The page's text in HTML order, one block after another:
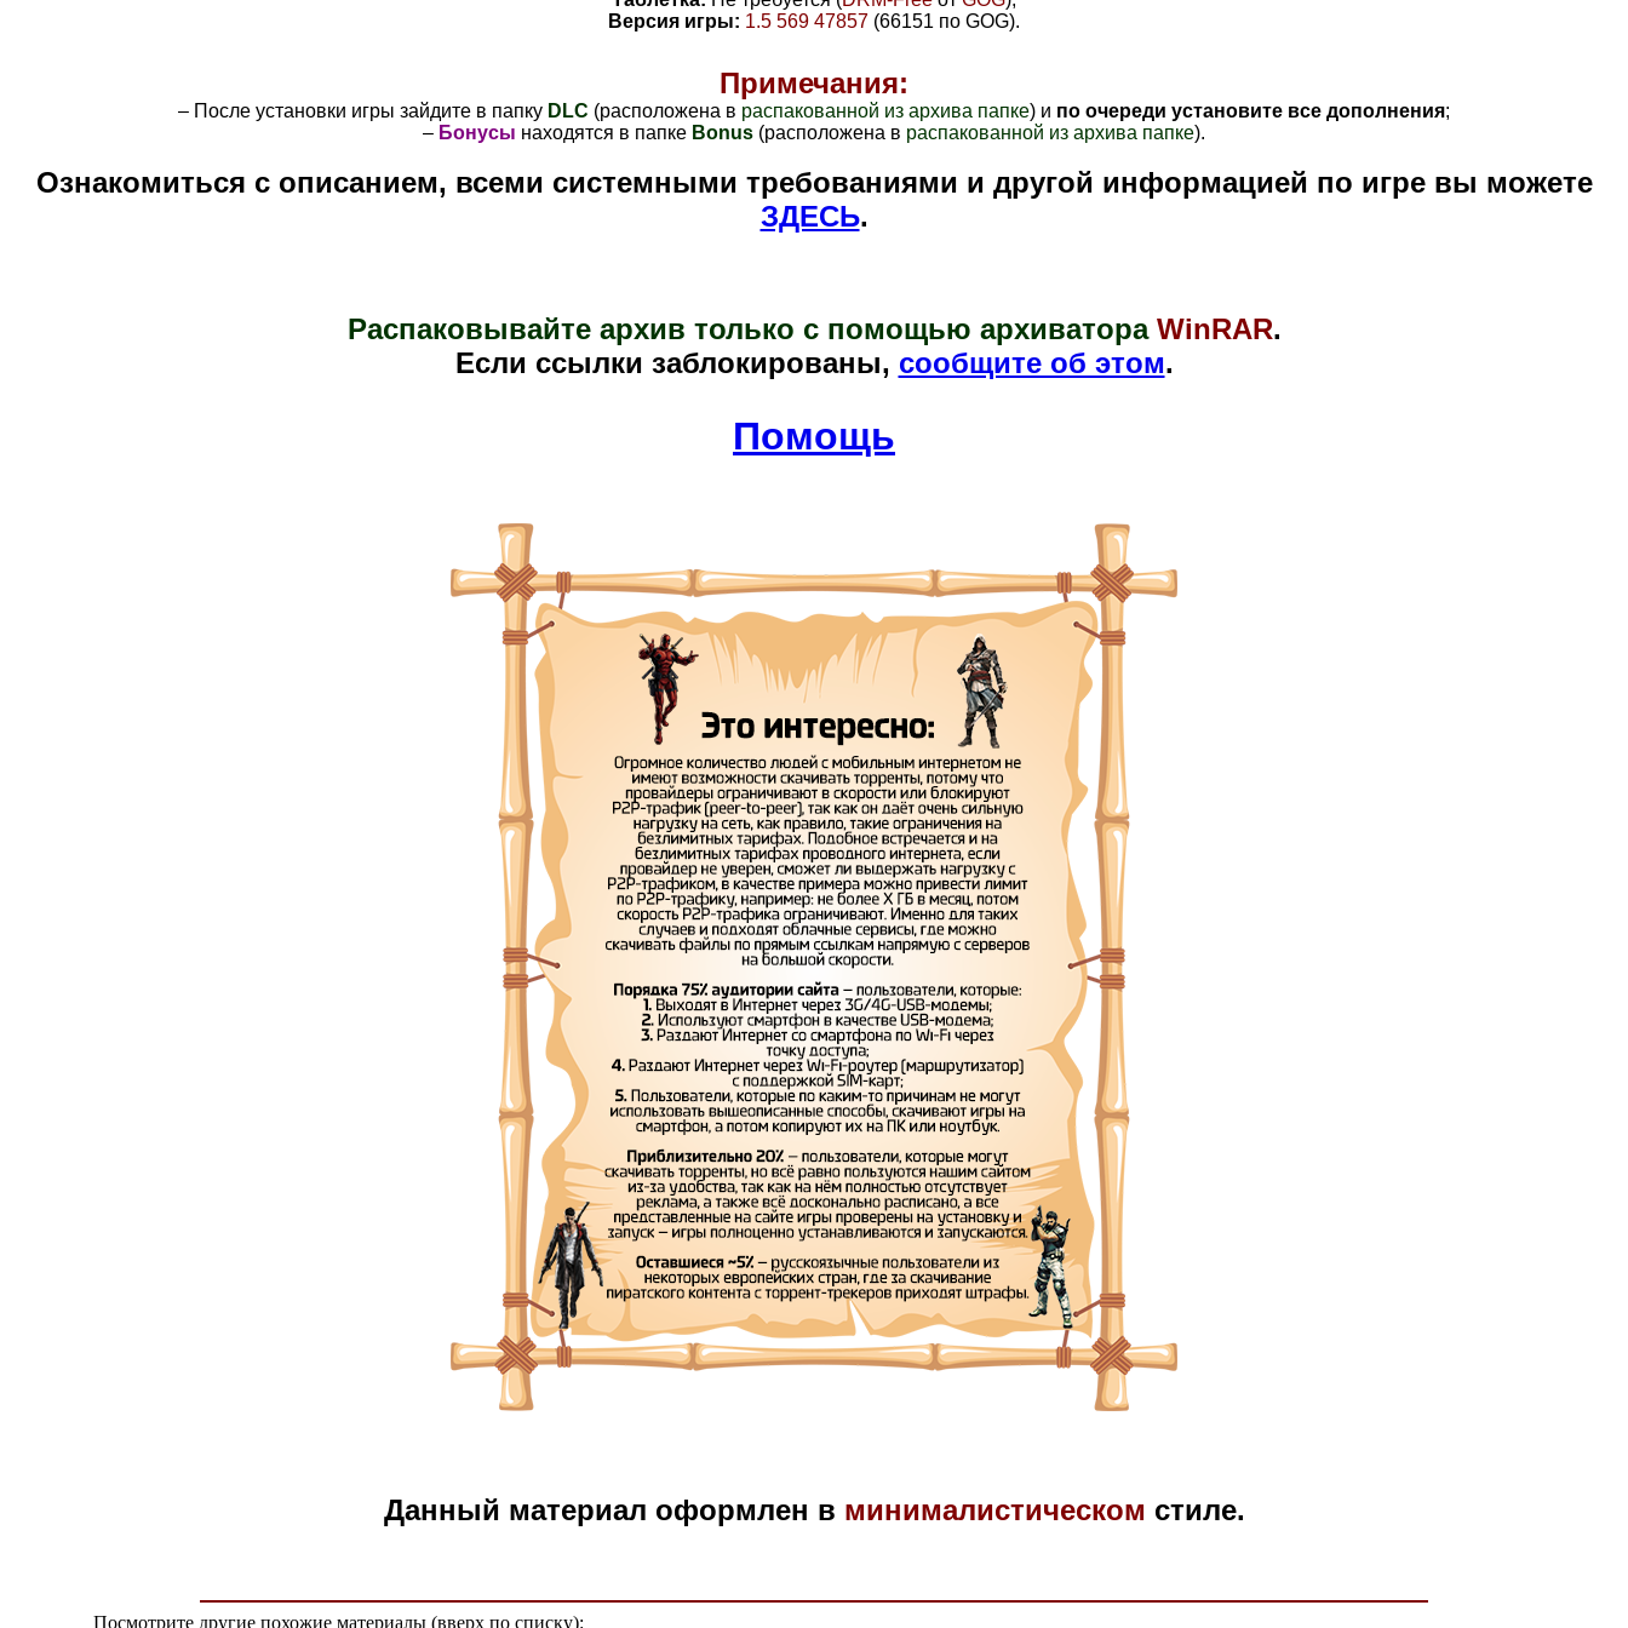
Версия игры: 1.5 569 47857 (66151 по GOG).
Примечания:
– После установки игры зайдите в папку DLC (расположена в распакованной из архива папке) и по очереди установите все дополнения;
– Бонусы находятся в папке Bonus (расположена в распакованной из архива папке).
Ознакомиться с описанием, всеми системными требованиями и другой информацией по игре вы можете
ЗДЕСЬ.
Распаковывайте архив только с помощью архиватора WinRAR.
Если ссылки заблокированы, сообщите об этом.
Помощь
Данный материал оформлен в минималистическом стиле.
Посмотрите другие похожие материалы (вверх по списку):